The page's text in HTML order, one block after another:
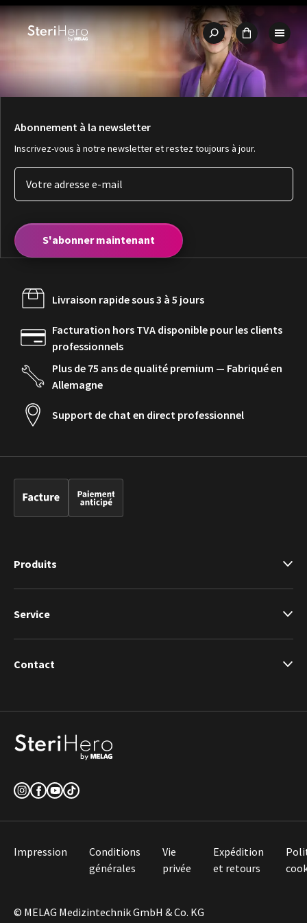
🇩🇪Qualité – Made in Germany🛒 Achat direct du fabricant
Abonnement à la newsletter
Inscrivez-vous à notre newsletter et restez toujours à jour.
S'abonner maintenant
Livraison rapide sous 3 à 5 jours
Facturation hors TVA disponible pour les clients
professionnels
Plus de 75 ans de qualité premium — Fabriqué en
Allemagne
Support de chat en direct professionnel
Produits
Service
Contact
Impression
Conditions
générales
Vie
privée
Expédition
et retours
© MELAG Medizintechnik GmbH & Co. KG